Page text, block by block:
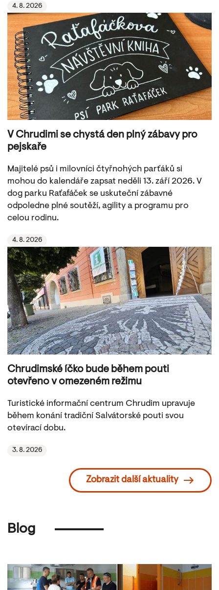
4. 8. 2026
V Chrudimi se chystá den plný zábavy pro
pejskaře
Majitelé psů i milovníci čtyřnohých parťáků si
mohou do kalendáře zapsat neděli 13. září 2026. V
dog parku Raťafáček se uskuteční zábavné
odpoledne plné soutěží, agility a programu pro
celou rodinu.
4. 8. 2026
Chrudimské íčko bude během pouti
otevřeno v omezeném režimu
Turistické informační centrum Chrudim upravuje
během konání tradiční Salvátorské pouti svou
otevírací dobu.
3. 8. 2026
Zobrazit další aktuality
Blog